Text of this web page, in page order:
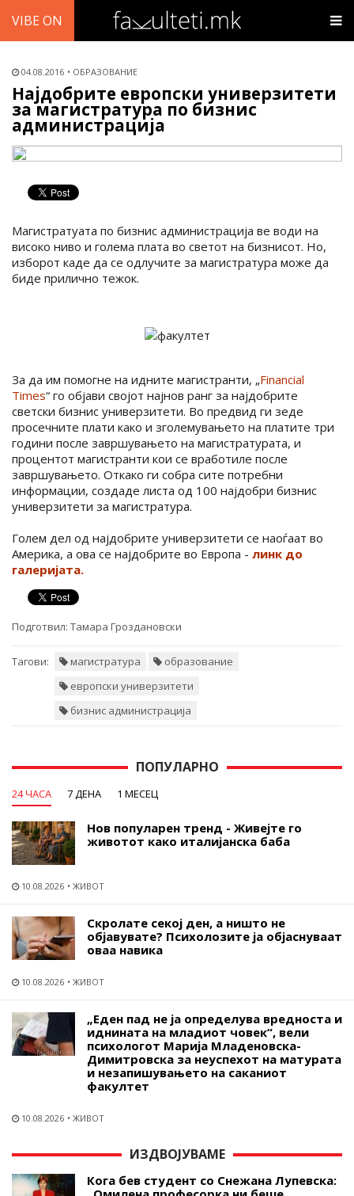
VIBE ON
04.08.2016 ОБРАЗОВАНИЕ
Најдобрите европски универзитети
за магистратура по бизнис
администрација
Магистратуата по бизнис администрација ве води на
високо ниво и голема плата во светот на бизнисот. Но,
изборот каде да се одлучите за магистратура може да
биде прилично тежок.
За да им помогне на идните магистранти, „Financial
Times“ го објави својот најнов ранг за најдобрите
светски бизнис универзитети. Во предвид ги зеде
просечните плати како и зголемувањето на платите три
години после завршувањето на магистратурата, и
процентот магистранти кои се вработиле после
завршувањето. Откако ги собра сите потребни
информации, создаде листа од 100 најдобри бизнис
универзитети за магистратура.
Голем дел од најдобрите универзитети се наоѓаат во
Америка, а ова се најдобрите во Европа - линк до
галеријата.
Подготвил: Тамара Гроздановски
Тагови: магистратура
образование
европски универзитети
бизнис администрација
ПОПУЛАРНО
24 ЧАСА 7 ДЕНА 1 МЕСЕЦ
Нов популарен тренд - Живејте го
животот како италијанска баба
10.08.2026 ЖИВОТ
Скролате секој ден, а ништо не
објавувате? Психолозите ја објаснуваат
оваа навика
10.08.2026 ЖИВОТ
„Еден пад не ја определува вредноста и
иднината на младиот човек“, вели
психологот Марија Младеновска-
Димитровска за неуспехот на матурата
и незапишувањето на саканиот
факултет
10.08.2026 ЖИВОТ
ИЗДВОЈУВАМЕ
Кога бев студент со Снежана Лупевска: